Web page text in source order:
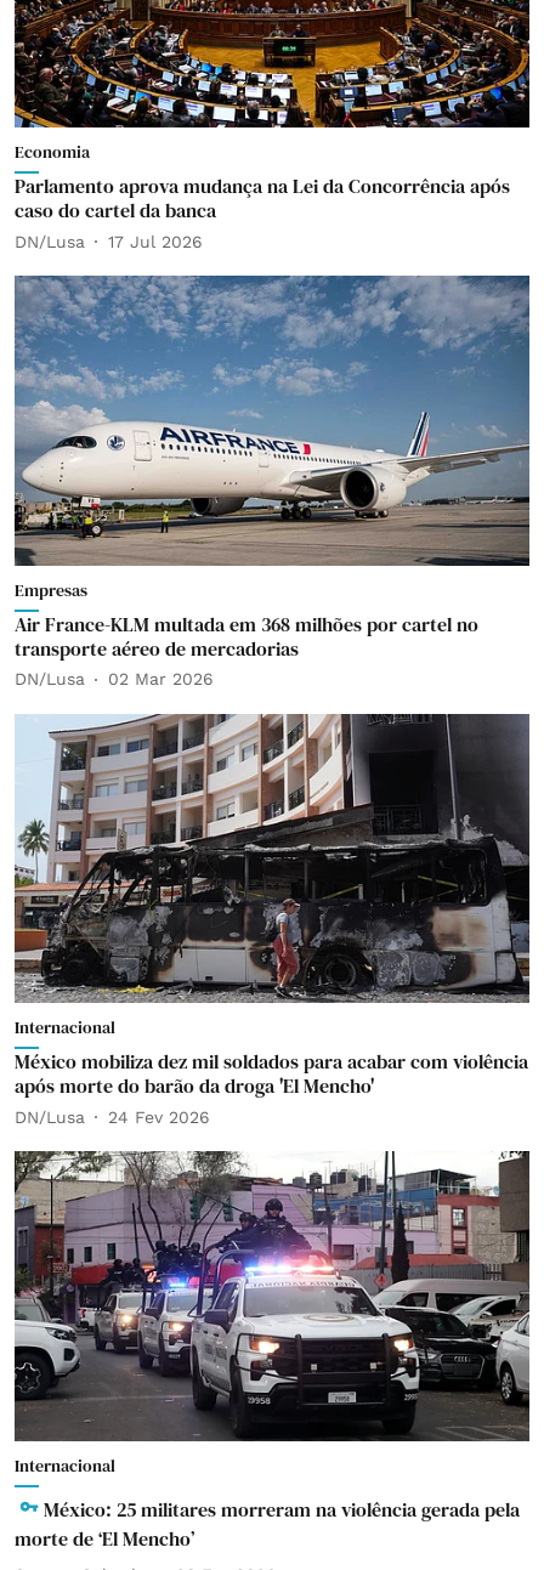
Economia
Parlamento aprova mudança na Lei da Concorrência após
caso do cartel da banca
DN/Lusa 17 Jul 2026
Empresas
Air France-KLM multada em 368 milhões por cartel no
transporte aéreo de mercadorias
DN/Lusa 02 Mar 2026
Internacional
México mobiliza dez mil soldados para acabar com violência
após morte do barão da droga 'El Mencho'
DN/Lusa 24 Fev 2026
Internacional
México: 25 militares morreram na violência gerada pela
morte de ‘El Mencho’